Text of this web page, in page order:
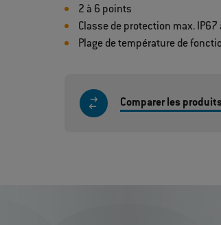
2 à 6 points
Classe de protection max. IP67
Plage de température de
Comparer les